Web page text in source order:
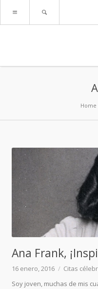
Home
Ana Frank,
16 enero, 2016 Citas
Soy joven, muchas de mis